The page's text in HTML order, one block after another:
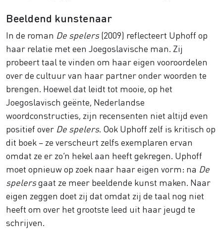
Beeldend kunstenaar
In de roman De spelers(2009) reflecteert Uphoff op
haar relatie met een Joegoslavische man. Zij
probeert taal te vinden om haar eigen vooroordelen
over de cultuur van haar partner onder woorden te
brengen. Hoewel dat leidt tot mooie, op het
Joegoslavisch geënte, Nederlandse
woordconstructies, zijn recensenten niet altijd even
positief over De spelers. Ook Uphoff zelf is kritisch op
dit boek – ze verscheurt zelfs exemplaren ervan
omdat ze er zo’n hekel aan heeft gekregen. Uphoff
moet opnieuw op zoek naar haar eigen vorm: na De
spelersgaat ze meer beeldende kunst maken. Naar
eigen zeggen doet zij dat omdat zij de taal nog niet
heeft om over het grootste leed uit haar jeugd te
schrijven.